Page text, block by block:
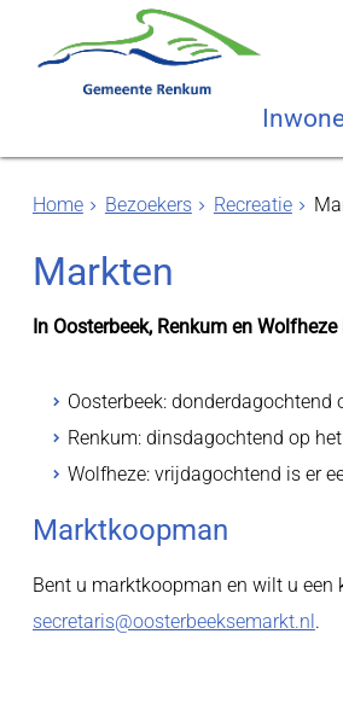
Home Bezoekers Recreatie
Markten
In Oosterbeek, Renkum en
Oosterbeek: donderdagochtend
Renkum: dinsdagochtend op
Wolfheze: vrijdagochtend is er
Marktkoopman
Bent u marktkoopman en wilt u een
secretaris@oosterbeeksemarkt.nl.